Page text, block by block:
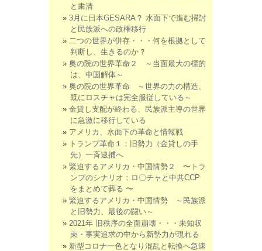
と粛清
3月に日本GESARA？ 水面下で進む掃討
と民族派への政権移行
二つの世界が併存・・・何を根拠として
判断し、生きるのか？
奥の院の世界革命２ ～当面最大の標的
は、中国解体～
奥の院の世界革命 ～世界の力の構造、
既にロスチャは完全服従している～
金貸し支配が終わる、民族派主導の世界
に急激に移行している
アメリカ、水面下の革命と情報戦
トランプ革命１：旧勢力（金貸しの手
先）一斉逮捕へ
緊迫するアメリカ・中国情勢２ 〜トラ
ンプのシナリオ：ロ〇チャと中共CCP
をまとめて葬る 〜
緊迫するアメリカ・中国情勢 ～民族派
と旧勢力、最後の闘い～
2021年 旧秩序の全面崩壊・・・未知収
束・事実追求の中から新勢力が現れる
新型コロナ一色となり混乱と転換へ急速